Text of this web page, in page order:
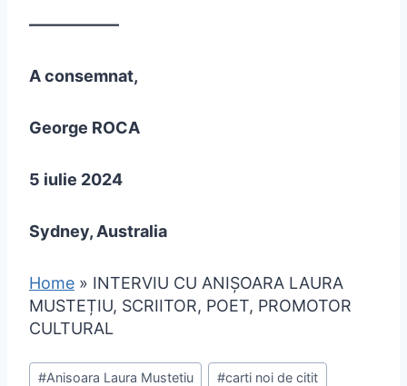
—————–
A consemnat,
George ROCA
5 iulie 2024
Sydney, Australia
Home » INTERVIU CU ANIȘOARA LAURA
MUSTEȚIU, SCRIITOR, POET, PROMOTOR
CULTURAL
#Anisoara Laura Mustetiu #carti noi de citit